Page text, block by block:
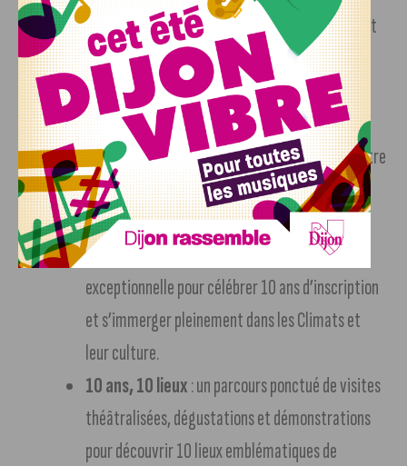
Georges : un week-end riche en dégustations et
en animations autour de la vente aux enchères
caritative des vins du Domaine des Hospices.
Festival des mois des Climats : plus de 80
rendez-vous joyeux, insolites ou gourmands entre
histoire et patrimoine, vigne et vin, sport et
nature.
Gardiens des Climats
exceptionnelle pour célébrer 10 ans d’inscription
et s’immerger pleinement dans les Climats et
leur culture.
10 ans, 10 lieux: un parcours ponctué de visites
théâtralisées, dégustations et démonstrations
pour découvrir 10 lieux emblématiques de